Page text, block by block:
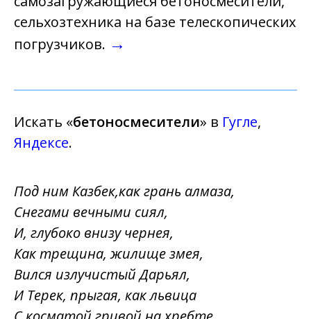
сельхозтехника на базе телескопических
погрузчиков. →
Искать «бетоносмесители» в Гугле,
Яндексе.
Под ним Казбек,как грань алмаза,
Снегами вечными сиял,
И, глубоко внизу чернея,
Как трещина, жилище змея,
Вился излучистый Дарьял,
И Терек, прыгая, как львица